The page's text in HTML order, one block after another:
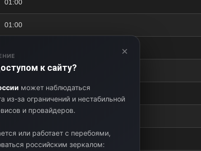
01:00
01:00
00:30
02:00
×
к сайту?
может наблюдаться
из-за ограничений и нестабильной
и провайдеров.
или работает с перебоями,
российским зеркалом: